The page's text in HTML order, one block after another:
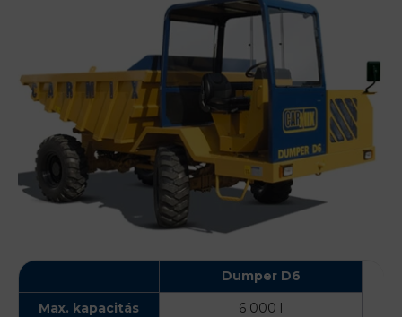
Dumper D6
Max. kapacitás
6 000 l